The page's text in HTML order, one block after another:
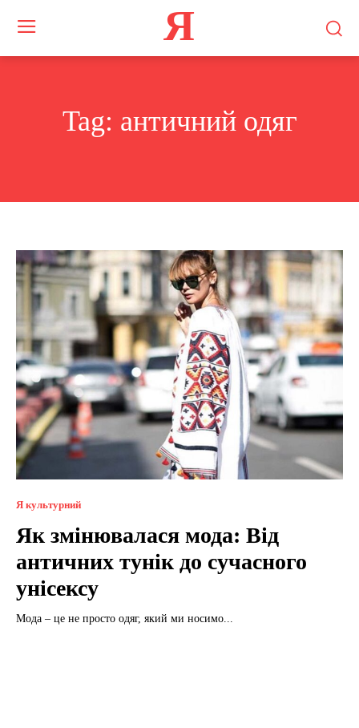
Я
Tag: античний одяг
Я культурний
Як змінювалася мода: Від
античних тунік до сучасного
унісексу
Мода – це не просто одяг, який ми носимо...